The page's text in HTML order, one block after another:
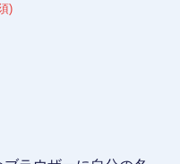
)